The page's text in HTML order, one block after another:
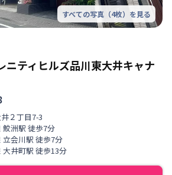
すべての写真（4枚）を見る
ニティヒルズ品川東大井キャナ
２丁目7-3
鮫洲駅 徒歩7分
立会川駅 徒歩7分
大井町駅 徒歩13分